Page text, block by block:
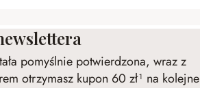
pomyślnie potwierdzona, wraz z
otrzymasz kupon 60 zł¹ na kolejne